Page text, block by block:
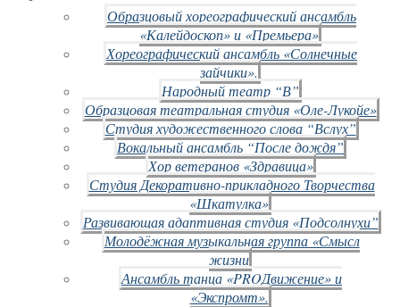
Образцовый хореографический ансамбль
«Калейдоскоп» и «Премьера»
Хореографический ансамбль «Солнечные
зайчики».
Народный театр “В”
Образцовая театральная студия «Оле-Лукойе»
Студия художественного слова “Вслух”
Вокальный ансамбль “После дождя”
Хор ветеранов «Здравица»
Студия Декоративно-прикладного Творчества
«Шкатулка»
Развивающая адаптивная студия «Подсолнухи”
Молодёжная музыкальная группа «Смысл
жизни
Ансамбль танца «PROДвижение» и
«Экспромт».